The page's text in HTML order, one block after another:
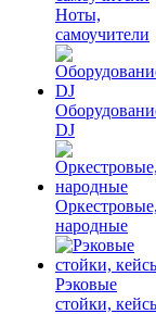
Ноты,
самоучители
DJ
Оркестровые,
народные
Рэковые
стойки,